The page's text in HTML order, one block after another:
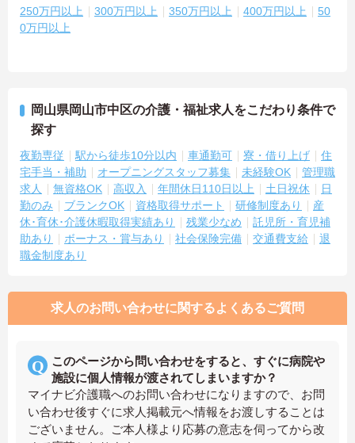
250万円以上 300万円以上 350万円以上 400万円以上
50
0万円以上
岡山県岡山市中区の介護・福祉求人をこだわり条件で
探す
夜勤専従 駅から徒歩10分以内 車通勤可 寮・借り上げ
住
宅手当・補助
オープニングスタッフ募集 未経験OK
管理職
求人
無資格OK 高収入 年間休日110日以上 土日祝休
日
勤のみ
ブランクOK 資格取得サポート 研修制度あり
産
休･育休･介護休暇取得実績あり
残業少なめ
託児所・育児補
助あり
ボーナス・賞与あり 社会保険完備 交通費支給
退
職金制度あり
求人のお問い合わせに関するよくあるご質問
このページから問い合わせをすると、すぐに病院や
施設に個人情報が渡されてしまいますか？
マイナビ介護職へのお問い合わせになりますので、お問
い合わせ後すぐに求人掲載元へ情報をお渡しすることは
ございません。ご本人様より応募の意志を伺ってから改